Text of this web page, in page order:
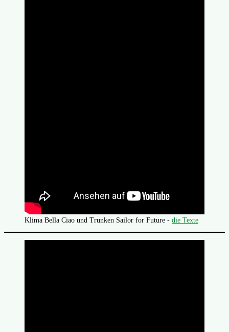
Klima Bella Ciao und Trunken Sailor for Future - die Texte